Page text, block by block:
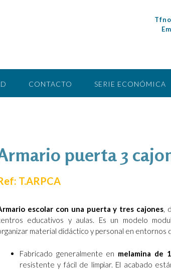
CONTACTO SERIE ECONÓMICA
puerta 3
T.ARPCA
escolar con una puerta y tres cajones,
educativos y aulas. Es un modelo
material didáctico y personal en entornos
Fabricado generalmente en melamina de
resistente y fácil de limpiar. El acabado